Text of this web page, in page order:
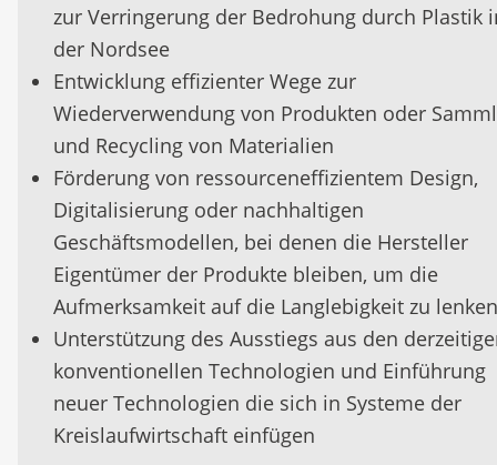
zur Verringerung der Bedrohung durch Plastik
der Nordsee
Entwicklung effizienter Wege zur
Wiederverwendung von Produkten oder
und Recycling von Materialien
Förderung von ressourceneffizientem Design,
Digitalisierung oder nachhaltigen
Geschäftsmodellen, bei denen die Hersteller
Eigentümer der Produkte bleiben, um die
Aufmerksamkeit auf die Langlebigkeit zu lenken
Unterstützung des Ausstiegs aus den
konventionellen Technologien und Einführung
neuer Technologien die sich in Systeme der
Kreislaufwirtschaft einfügen